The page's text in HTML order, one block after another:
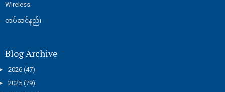
Wireless
တပ်ဆင်နည်း
Blog Archive
2026 (47)
2025 (79)